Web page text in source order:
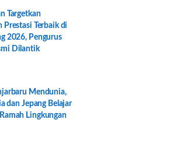
Targetkan
Prestasi Terbaik di
2026, Pengurus
Dilantik
Mendunia,
dan Jepang Belajar
Lingkungan